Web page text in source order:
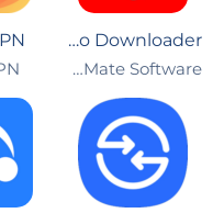
TubeMate Video Downloader
TubeMate Software